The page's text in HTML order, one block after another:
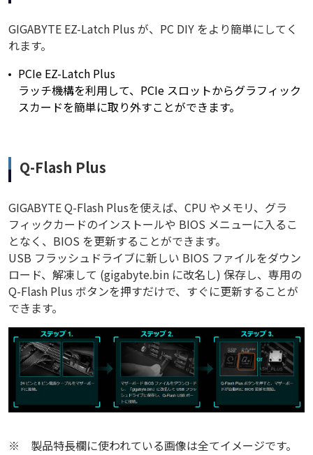
GIGABYTE EZ-Latch Plus が、PC DIY をより簡単にしてく
れます。
PCIe EZ-Latch Plus
ラッチ機構を利用して、PCIe スロットからグラフィック
スカードを簡単に取り外すことができます。
Q-Flash Plus
GIGABYTE Q-Flash Plusを使えば、CPU やメモリ、グラ
フィックカードのインストールや BIOS メニューに入るこ
となく、BIOS を更新することができます。
USB フラッシュドライブに新しい BIOS ファイルをダウン
ロード、解凍して (gigabyte.bin に改名し) 保存し、専用の
Q-Flash Plus ボタンを押すだけで、すぐに更新することが
できます。
※ 製品特長欄に使われている画像は全てイメージです。